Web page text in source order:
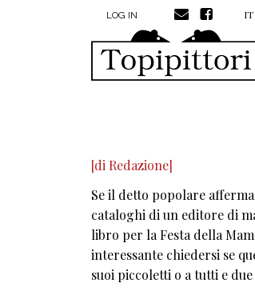
Skip to main contentMENU PROFILO UTENTE
LOG IN IT
[di Redazione]
Se il detto popolare
cataloghi di un editore di
libro per la Festa della
interessante chiedersi se
suoi piccoletti o a tutti e